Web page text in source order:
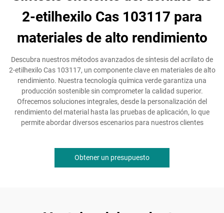
2-etilhexilo Cas 103117 para
materiales de alto rendimiento
Descubra nuestros métodos avanzados de síntesis del acrilato de
2-etilhexilo Cas 103117, un componente clave en materiales de alto
rendimiento. Nuestra tecnología química verde garantiza una
producción sostenible sin comprometer la calidad superior.
Ofrecemos soluciones integrales, desde la personalización del
rendimiento del material hasta las pruebas de aplicación, lo que
permite abordar diversos escenarios para nuestros clientes
Obtener un presupuesto